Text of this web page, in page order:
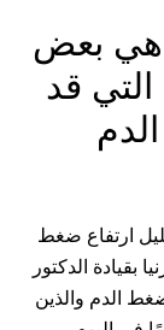
هي بعض
التي قد
ارتفاع ضغط
الدكتور
الدم والذين